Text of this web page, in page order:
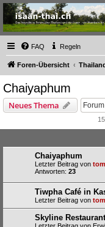
Thailand & Isaan
- isaan-thai.ch
Das freundliche Forum über
FAQ Regeln
Foren-Übersicht
Chaiyaphum
Neues Thema
Chaiyaphum
Letzter Beitrag von tom
Antworten: 23
Tiwpha Café in
Letzter Beitrag von tom
Skyline
Letzter Beitrag von Erwi